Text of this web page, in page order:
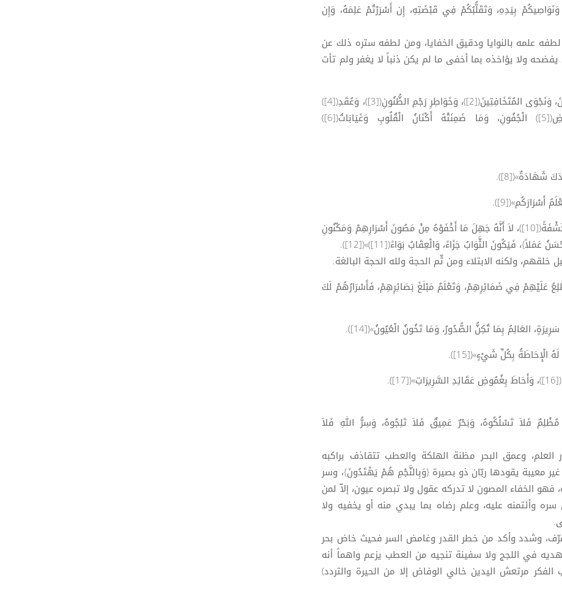
وَنَوَاصِيكُمْ بِيَدِهِ، وَتَقَلُّبُكُمْ فِي قَبْضَتِهِ، إِن أَسْرَرْتُمْ عَلِمَهُ، وَإِن
علمه بالنوايا ودقيق الخفايا، ومن لطفه ستره ذلك عن
يفضحه ولا يؤاخذه بما أخفى ما لم يكن ذنباً لا يغفر ولم تأت
ب) «عَالِمُ السِّرِّ مِنْ ضَمَائِرِ المُضْمِرِينَ، وَنَجْوَى المُتَخَافِتِينَ([2])، وَخَوَاطِرِ رَجْمِ الظُّنُونِ([3])، وَعُقَدِ([4])
عَزِيمَاتِ الْيَقِينِ، وَمَسَارِقِ إِيمَاضِ([5]) الْجُفُونِ، وَمَا ضَمِنَتْهُ أَكْنَانُ الْقُلُوبِ وَغَيَابَاتُ([6])
شَهَادَةٌ»([8]).
أَسْرَارَكُم»([9]).
هـ) «أَلاَ إِنَّ اللهَ قَدْ كَشَفَ الْخَلْقَ كَشْفَةً([10])، لاَ أَنَّهُ جَهِلَ مَا أَخْفَوْهُ مِنْ مَصُونَ أَسْرَارِهِمْ وَمَكْنُونِ
فَيَكُونَ الثَّوَابُ جَزَاءً، وَالْعِقَابُ بَوَاءً([11])»([12]).
ولكنه الابتلاء ومن ثّم الحجة ولله الحجة البالغة.
عَلَيْهِمْ فِي ضَمَائِرِهِمْ، وَتَعْلَمُ مَبْلَغَ بَصَائِرِهِمْ، فَأَسْرَارُهُمْ لَكَ
العَالِمُ بِمَا تُكِنُّ الصُّدُورُ، وَمَا تَخُونُ الْعُيُونُ»([14]).
الْإِحَاطَةُ بِكُلِّ شَيْءٍ»([15]).
فَلاَ تَسْلُكُوهُ، وَبَحْرٌ عَمِيقٌ فَلاَ تَلِجُوهُ، وَسِرُّ اللهِ فَلاَ
العلم، وعمق البحر مظنة الهلكة والعطب تتقاذف براكبه
غير معيبة يقودها ربّان ذو بصيرة {وَبِالنَّجْمِ هُمْ يَهْتَدُونَ}، وسر
فهو الخفاء المصون لا تدركه عقول ولا تبصره عيون، إلاّ لمن
وأئتمنه عليه، وعلم رضاه بما يبدي منه أو يخفيه ولا
وشدد وأكد من خطر القدر وغامض السر فحيث خاض بحر
يهديه في اللجج ولا سفينة تنجيه من العطب يزعم واهماً أنه
مرتعش اليدين خالي الوفاض إلا من الحيرة والتردد)